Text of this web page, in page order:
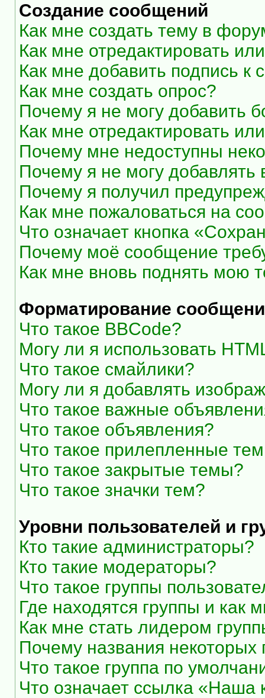
Создание сообщений
Как мне создать тему в
Как мне отредактировать
Как мне добавить подпись
Как мне создать опрос?
Почему я не могу добавить
Как мне отредактировать
Почему мне недоступны
Почему я не могу добавлять
Почему я получил
Как мне пожаловаться на
Что означает кнопка
Почему моё сообщение
Как мне вновь поднять мою
Форматирование
Что такое BBCode?
Могу ли я использовать
Что такое смайлики?
Могу ли я добавлять
Что такое важные
Что такое объявления?
Что такое прилепленные
Что такое закрытые темы?
Что такое значки тем?
Уровни пользователей и
Кто такие администраторы?
Кто такие модераторы?
Что такое группы
Где находятся группы и как
Как мне стать лидером
Почему названия
Что такое группа по
Что означает ссылка «Наша